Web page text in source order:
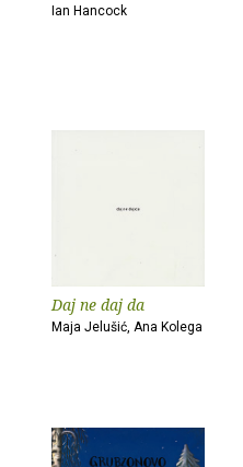
Ian Hancock
Daj ne daj da
Maja Jelušić, Ana Kolega